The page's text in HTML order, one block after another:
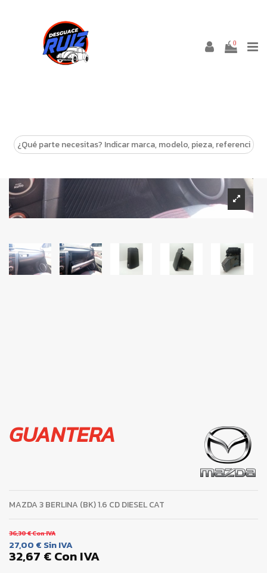
0
GUANTERA
MAZDA 3 BERLINA (BK) 1.6 CD DIESEL CAT
36,30 €Con IVA
27,00 € Sin IVA
32,67 €Con IVA